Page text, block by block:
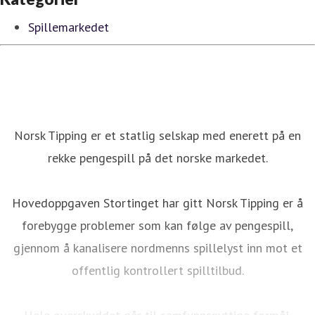
Spillemarkedet
Norsk Tipping er et statlig selskap med enerett på en
rekke pengespill på det norske markedet.
Hovedoppgaven Stortinget har gitt Norsk Tipping er å
forebygge problemer som kan følge av pengespill,
gjennom å kanalisere nordmenns spillelyst inn mot et
offentlig kontrollert spilltilbud.